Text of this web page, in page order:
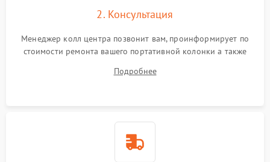
2. Консультация
Менеджер колл центра позвонит вам, проинформирует по
стоимости ремонта вашего портативной колонки а также
Подробнее